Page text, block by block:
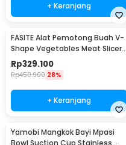
+ Keranjang
FASITE Alat Pemotong Buah V-
Shape Vegetables Meat Slicer
Manual - 139
Rp329.100
Rp450.900 28%
+ Keranjang
Yamobi Mangkok Bayi Mpasi
Bowl Suction Cup Stainless